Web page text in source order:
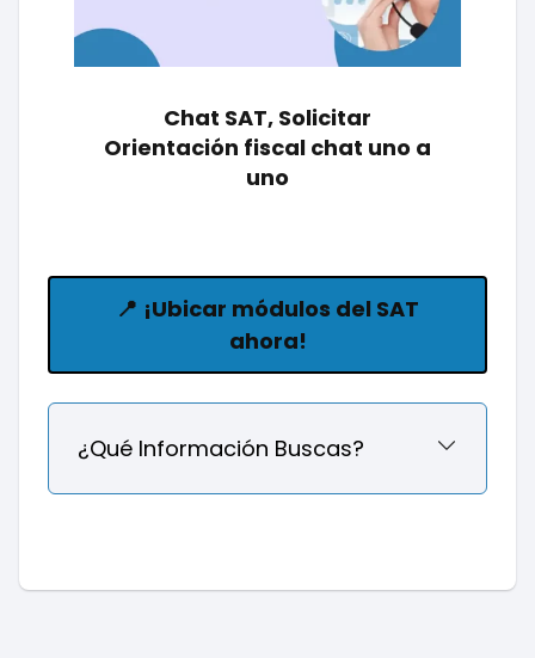
Chat SAT, Solicitar
Orientación fiscal chat uno a
uno
📍 ¡Ubicar módulos del SAT
ahora!
¿Qué Información Buscas?